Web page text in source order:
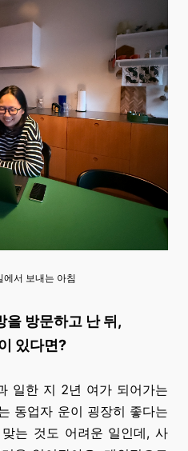
에서 보내는 아침
을 방문하고 난 뒤,
있다면?
일한 지 2년 여가 되어가는
동업자 운이 굉장히 좋다는
는 것도 어려운 일인데, 사